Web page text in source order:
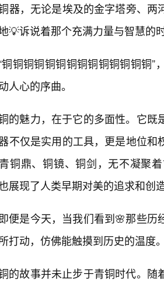
器，无论是埃及的金字塔旁、
💡诉说着那个充满力量与智慧的
铜铜铜铜铜铜铜铜铜铜铜铜铜铜
人心的序曲。
的魅力，在于它的多面性。它既
不仅是实用的工具，更是地位
铜鼎、铜镜、铜剑，无不凝聚
展现了人类早期对美的追求和创
便是今天，当我们看到🌸那些
打动，仿佛能触摸到历史的温度
的故事并未止步于青铜时代。随